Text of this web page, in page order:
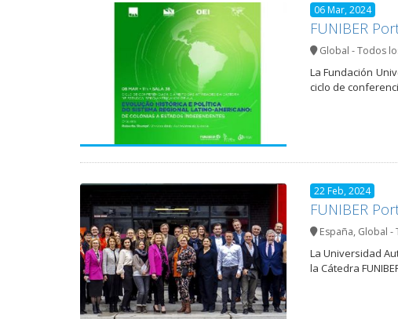
06 Mar, 2024
FUNIBER
Global - Todos
La Fundación
ciclo de
22 Feb, 2024
FUNIBER
España, Global -
La Universidad
la Cátedra